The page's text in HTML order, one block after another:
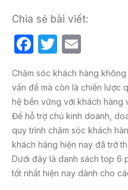
Chia sẻ bài viết:
F
c
e
b
o
o
k
T
itt
er
ail
Chăm sóc khách hàng
vấn đề mà còn là chiến lược
hệ bền vững với khách hàng
Để hỗ trợ chủ kinh doanh,
quy trình chăm sóc khách
khách hàng hiện nay đã trở
Dưới đây là danh sách top 6
tốt nhất hiện nay dành cho